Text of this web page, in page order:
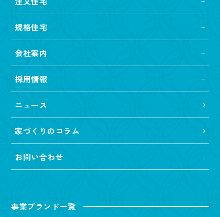
規格住宅
会社案内
採用情報
ニュース
家づくりのコラム
お問い合わせ
事業ブランド一覧